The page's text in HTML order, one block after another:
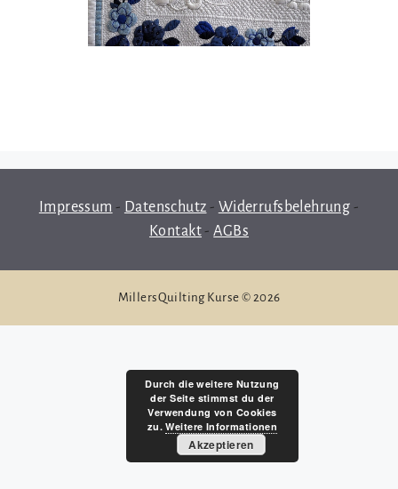
Impressum - Datenschutz - Widerrufsbelehrung -
Kontakt-AGBs
MillersQuilting Kurse © 2026
Durch die weitere Nutzung
der Seite stimmst du der
Verwendung von Cookies
zu.Weitere Informationen
Akzeptieren